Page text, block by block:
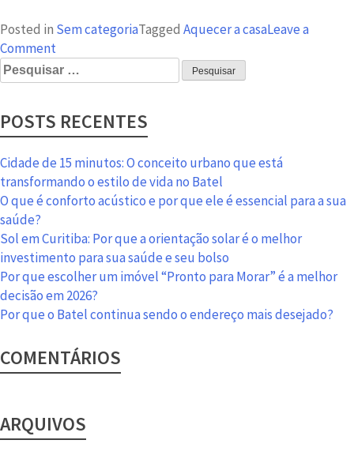
Posted in Sem categoriaTagged Aquecer a casaLeave a
Commenton
Aquecer
a
no
inverno
com
alguns
passos
Pesquisar
por:
POSTS RECENTES
Cidade de 15 minutos: O conceito urbano que está
transformando o estilo de vida no Batel
O que é conforto acústico e por que ele é essencial para a sua
saúde?
Sol em Curitiba: Por que a orientação solar é o melhor
investimento para sua saúde e seu bolso
Por que escolher um imóvel “Pronto para Morar” é a melhor
decisão em 2026?
Por que o Batel continua sendo o endereço mais desejado?
COMENTÁRIOS
ARQUIVOS